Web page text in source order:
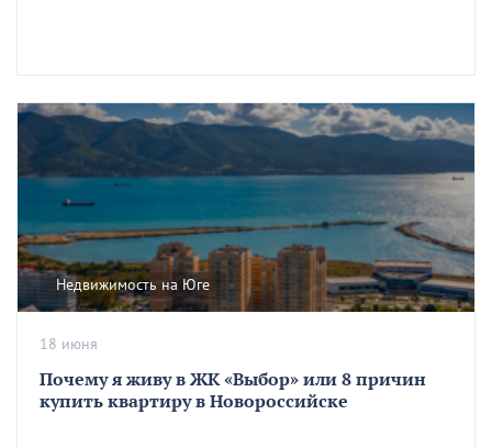
Недвижимость на Юге
Почему я живу в ЖК «Выбор» или 8 причин
купить квартиру в Новороссийске
18 июня